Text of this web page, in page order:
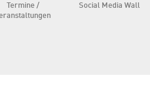
Termine /
Social Media Wall